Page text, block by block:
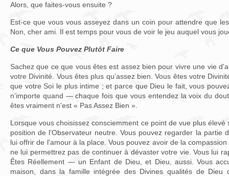
Alors, que faites-vous ensuite ?
Est-ce que vous vous asseyez dans un coin pour attendre que
Non, cher ami. Il est temps pour vous de voir le jeu auquel vous
Ce que Vous Pouvez Plutôt Faire
Sachez que ce que vous êtes est assez bien pour vivre une vie
votre Divinité. Vous êtes plus qu’assez bien. Vous êtes votre
que votre Soi le plus intime ; et parce que Dieu le fait, vous
n’importe quand — chaque fois que vous entendez la voix du
êtes vraiment n'est « Pas Assez Bien ».
Lorsque vous choisissez consciemment ce point de vue plus
position de l'Observateur neutre. Vous pouvez regarder la partie
lui offrir de l'amour à la place. Vous pouvez avoir de la
ne lui permettrez pas de continuer à dévaster votre vie. Vous lui
Êtes Réellement — un Enfant de Dieu, et Dieu, aussi. Vous
maison, dans la famille intégrée des Divines qualités de Dieu